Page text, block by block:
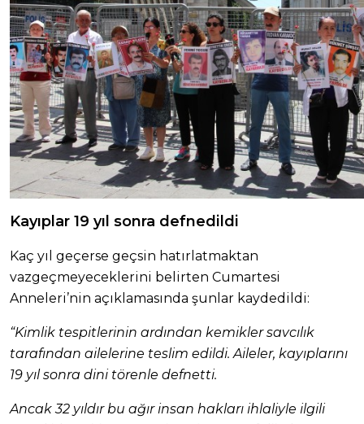
Kayıplar 19 yıl sonra defnedildi
Kaç yıl geçerse geçsin hatırlatmaktan
vazgeçmeyeceklerini belirten Cumartesi
Anneleri’nin açıklamasında şunlar kaydedildi:
“Kimlik tespitlerinin ardından kemikler savcılık
tarafından ailelerine teslim edildi. Aileler, kayıplarını
19 yıl sonra dini törenle defnetti.
Ancak 32 yıldır bu ağır insan hakları ihlaliyle ilgili